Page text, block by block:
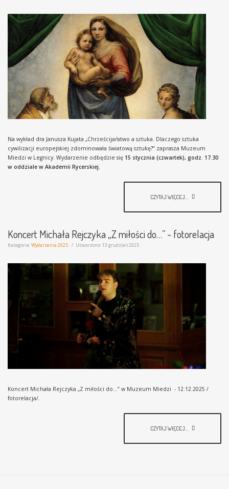
Na wykład dra Janusza Kujata „Chrześcijaństwo a sztuka. Dlaczego sztuka
cywilizacji europejskiej zdominowała światową sztukę?” zaprasza Muzeum
Miedzi w Legnicy. Wydarzenie odbędzie się 15 stycznia (czwartek), godz. 17.30
w oddziale w Akademii Rycerskiej.
CZYTAJ WIĘCEJ...
Koncert Michała Rejczyka „Z miłości do…” - fotorelacja
Kategoria:Wydarzenia 2025 Utworzono: 13 grudzień 2025
Koncert Michała Rejczyka „Z miłości do…” w Muzeum Miedzi - 12.12.2025 /
fotorelacja/.
CZYTAJ WIĘCEJ...